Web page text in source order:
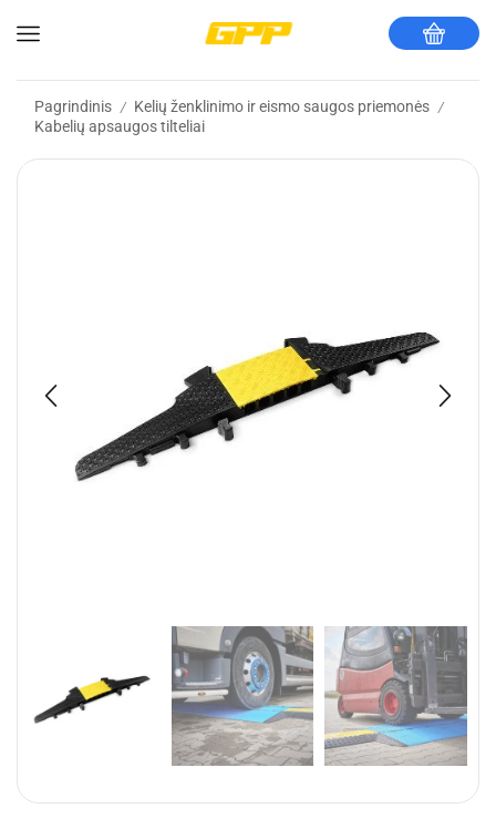
Pagrindinis / Kelių ženklinimo ir eismo saugos priemonės /
Kabelių apsaugos tilteliai